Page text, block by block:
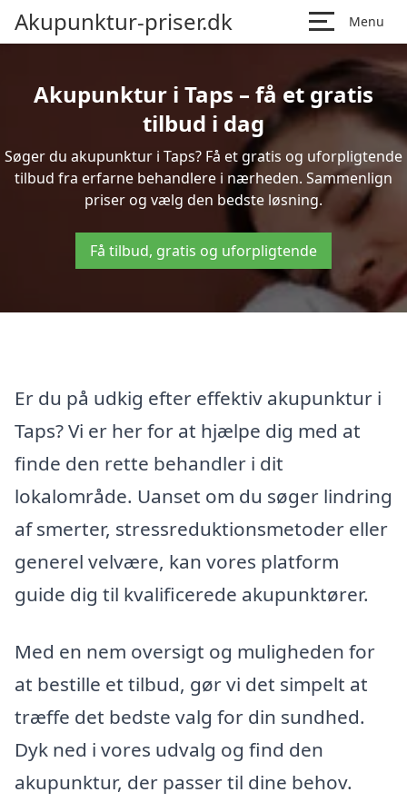
Akupunktur-priser.dk Menu
Akupunktur i Taps – få et gratis
tilbud i dag
Søger du akupunktur i Taps? Få et gratis og uforpligtende
tilbud fra erfarne behandlere i nærheden. Sammenlign
priser og vælg den bedste løsning.
Få tilbud, gratis og uforpligtende
Er du på udkig efter effektiv akupunktur i
Taps? Vi er her for at hjælpe dig med at
finde den rette behandler i dit
lokalområde. Uanset om du søger lindring
af smerter, stressreduktionsmetoder eller
generel velvære, kan vores platform
guide dig til kvalificerede akupunktører.
Med en nem oversigt og muligheden for
at bestille et tilbud, gør vi det simpelt at
træffe det bedste valg for din sundhed.
Dyk ned i vores udvalg og find den
akupunktur, der passer til dine behov.